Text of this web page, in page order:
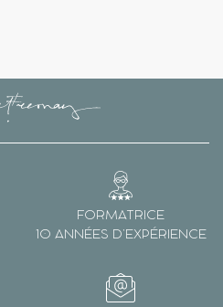
FORMATRICE
10 ANNÉES D’EXPÉRIENCE